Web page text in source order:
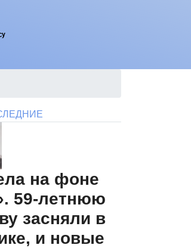
на фоне
59-летнюю
засняли в
и новые